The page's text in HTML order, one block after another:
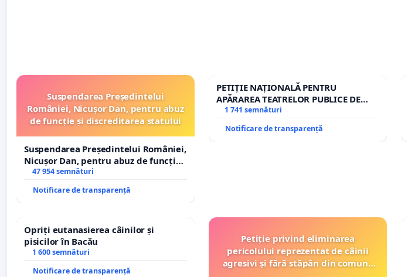
Suspendarea Președintelui
României, Nicușor Dan, pentru abuz
de funcție și discreditarea statului
Suspendarea Președintelui României,
Nicușor Dan, pentru abuz de funcție
și discreditarea statului
47 954 semnături
Notificare de transparență
PETIȚIE NAȚIONALĂ PENTRU
APĂRAREA TEATRELOR PUBLICE DE
REPERTORIU DIN ROMÂNIA
1 741 semnături
Notificare de transparență
Opriți eutanasierea câinilor și
pisicilor în Bacău
1 600 semnături
Notificare de transparență
Petiție privind eliminarea
pericolului reprezentat de câinii
agresivi și fără stăpân din comuna